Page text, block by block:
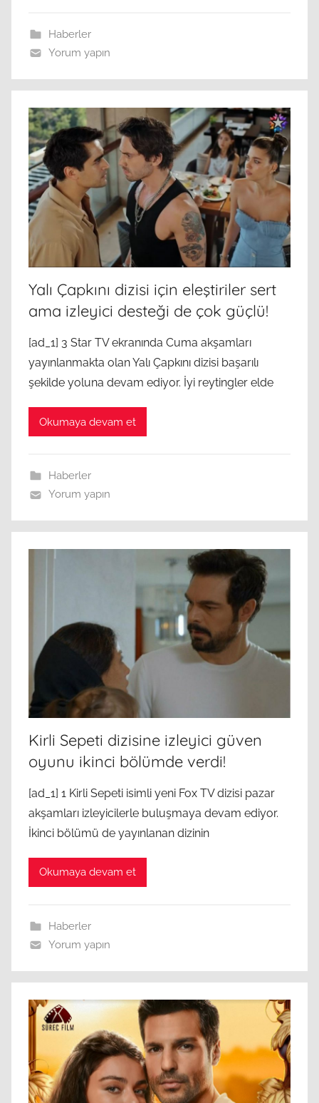
Haberler
Yorum yapın
Yalı Çapkını dizisi için eleştiriler sert
ama izleyici desteği de çok güçlü!
[ad_1] 3 Star TV ekranında Cuma akşamları
yayınlanmakta olan Yalı Çapkını dizisi başarılı
şekilde yoluna devam ediyor. İyi reytingler elde
Okumaya devam et
Haberler
Yorum yapın
Kirli Sepeti dizisine izleyici güven
oyunu ikinci bölümde verdi!
[ad_1] 1 Kirli Sepeti isimli yeni Fox TV dizisi pazar
akşamları izleyicilerle buluşmaya devam ediyor.
İkinci bölümü de yayınlanan dizinin
Okumaya devam et
Haberler
Yorum yapın